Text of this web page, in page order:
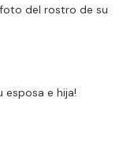
del rostro de su
esposa e hija!